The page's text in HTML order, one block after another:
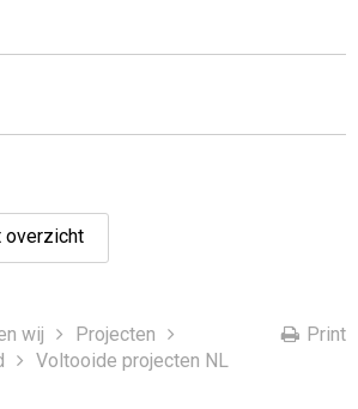
overzicht
wij
Projecten
Voltooide projecten NL
Print